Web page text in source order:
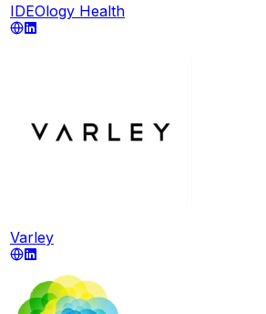
IDEOlogy Health
Varley